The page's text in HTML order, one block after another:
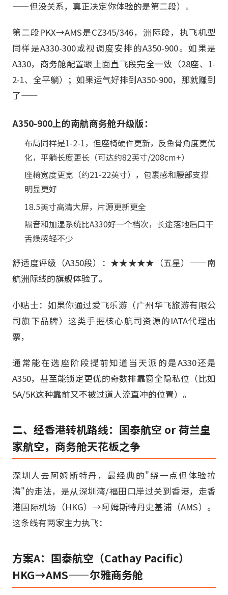
——但没关系，真正决定你体验的是第二段）。
第二段PKX→AMS是CZ345/346，洲际段，执飞机型
同样是A330-300或视调度安排的A350-900。如果是
A330，商务舱配置跟上面直飞段完全一致（28座、1-
2-1、全平躺）；如果运气好排到A350-900，那就赚到
了——
A350-900上的南航商务舱升级版：
布局同样是1-2-1，但座椅硬件更新，反鱼骨角度更优
化，平躺长度更长（可达约82英寸/208cm+）
座椅宽度更宽（约21-22英寸），包裹感和腰部支撑
明显更好
18.5英寸高清大屏，片源更新更全
隔音和加湿系统比A330好一个档次，长途落地后口干
舌燥感轻不少
舒适度评级（A350段）：★★★★★（五星）——南
航洲际线的旗舰体验了。
小贴士：如果你通过爱飞乐游（广州华飞旅游有限公
司旗下品牌）这类手握核心航司资源的IATA代理出
票，
通常能在选座阶段提前知道当天派的是A330还是
A350，甚至能锁定更优的奇数排靠窗全隐私位（比如
5A/5K这种靠前又不被过道人流直冲的位置）。
二、经香港转机路线：国泰航空 or 荷兰皇
家航空，商务舱天花板之争
深圳人去阿姆斯特丹，最经典的"绕一点但体验拉
满"的走法，是从深圳湾/福田口岸过关到香港，走香
港国际机场（HKG）→阿姆斯特丹史基浦（AMS）。
这条线有两家主力执飞：
方案A：国泰航空（Cathay Pacific）
HKG→AMS——尔雅商务舱